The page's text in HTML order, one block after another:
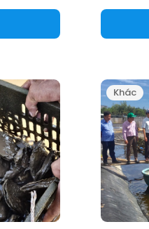
Khác